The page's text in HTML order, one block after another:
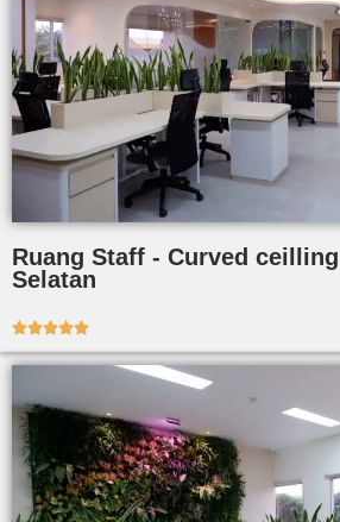
Ruang Staff - Curved
Selatan
